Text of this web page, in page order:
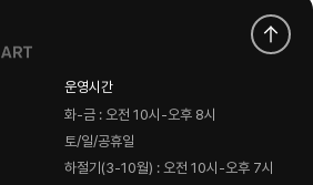
운영시간
화-금 : 오전 10시-오후 8시
토/일/공휴일
하절기(3-10월) : 오전 10시-오후 7시